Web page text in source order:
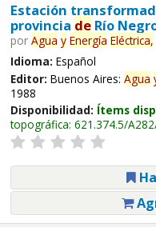
Estación
provincia deRío
por Agua y Energía Eléctrica,
Idioma: Español
Editor: Buenos Aires: Agua
1988
Disponibilidad: Ítems
topográfica: 621.374.5/